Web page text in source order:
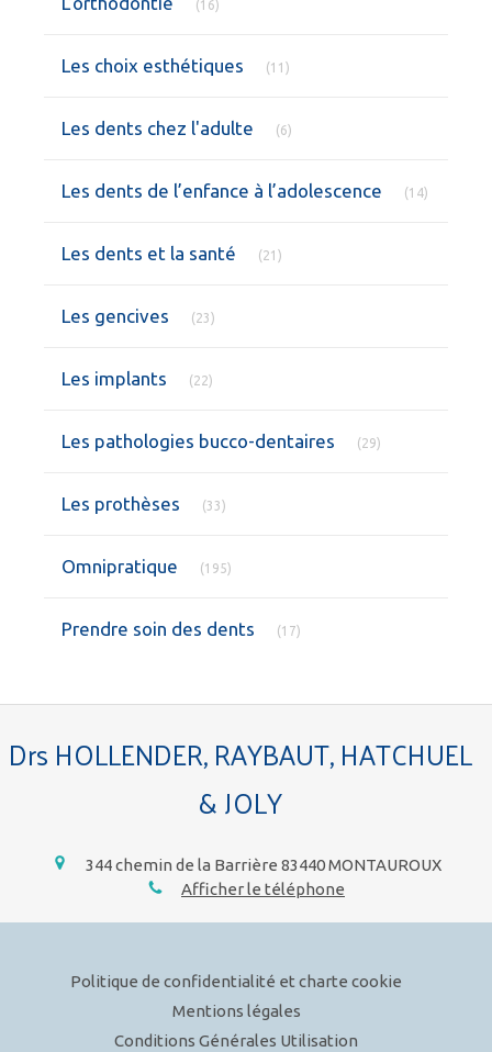
(16)
Les choix esthétiques (11)
Les dents chez l'adulte (6)
Les dents de l’enfance à l’adolescence (14)
Les dents et la santé (21)
Les gencives (23)
Les implants (22)
Les pathologies bucco-dentaires (29)
Les prothèses (33)
Omnipratique (195)
Prendre soin des dents (17)
Drs HOLLENDER, RAYBAUT, HATCHUEL
& JOLY
344 chemin de la Barrière 83440 MONTAUROUX
Afficher le téléphone
Politique de confidentialité et charte cookie
Mentions légales
Conditions Générales Utilisation